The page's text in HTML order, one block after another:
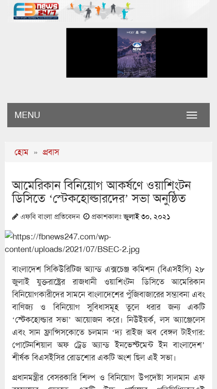
Toggle
MENU
হোম » প্রবাস
আমেরিকান বিনিয়োগ আকর্ষণে ওয়াশিংটন
ডিসিতে ‘স্টেকহোল্ডারদের’ সভা অনুষ্ঠিত
এফবি বাংলা প্রতিবেদন প্রকাশকালঃজুলাই ৩০, ২০২১
বাংলাদেশ সিকিউরিটিজ অ্যান্ড এক্সচেঞ্জ কমিশন (বিএসইসি) ২৮
জুলাই যুক্তরাষ্ট্রের রাজধানী ওয়াশিংটন ডিসিতে আমেরিকান
বিনিয়োগকারীদের সামনে বাংলাদেশের পুঁজিবাজারের সম্ভাবনা এবং
বাণিজ্য ও বিনিয়োগ সুবিধাসমূহ তুলে ধরার জন্য একটি
‘স্টেকহোল্ডার সভা’ আয়োজন করে। নিউইয়র্ক, লস অ্যাঞ্জেলেস
এবং সান ফ্রান্সিসকোতে চলমান ‘দ্য রাইজ অব বেঙ্গল টাইগার:
পোটেনশিয়াল অফ ট্রেড অ্যান্ড ইনভেস্টমেন্ট ইন বাংলাদেশ’
শীর্ষক বিএসইসির রোডশোর একটি অংশ ছিল এই সভা।
প্রধানমন্ত্রীর বেসরকারি শিল্প ও বিনিয়োগ উপদেষ্টা সালমান এফ